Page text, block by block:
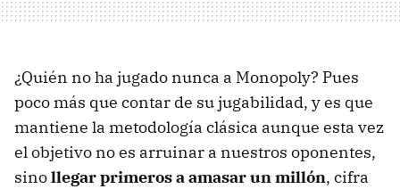
¿Quién no ha jugado nunca a Monopoly? Pues
poco más que contar de su jugabilidad, y es que
mantiene la metodología clásica aunque esta vez
el objetivo no es arruinar a nuestros oponentes,
sinollegar primeros a amasar un millón, cifra